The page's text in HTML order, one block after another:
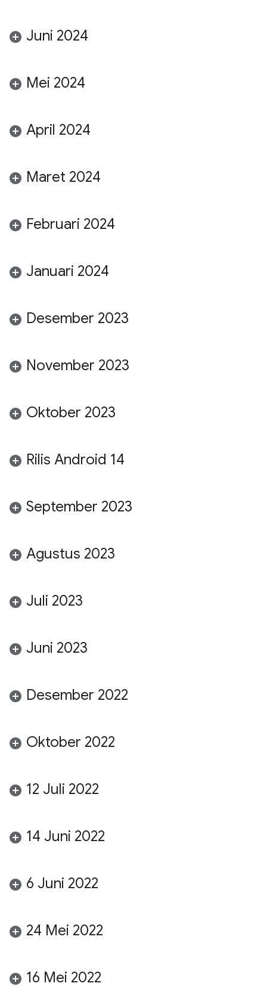
Juni 2024
Mei 2024
April 2024
Maret 2024
Februari 2024
Januari 2024
Desember 2023
November 2023
Oktober 2023
Rilis Android 14
September 2023
Agustus 2023
Juli 2023
Juni 2023
Desember 2022
Oktober 2022
12 Juli 2022
14 Juni 2022
6 Juni 2022
24 Mei 2022
16 Mei 2022